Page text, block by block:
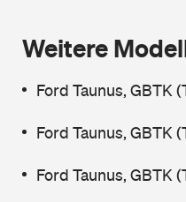
Weitere
Ford Taunus, GBTK
Ford Taunus, GBTK
Ford Taunus, GBTK